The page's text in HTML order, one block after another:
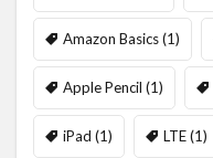
Amazon Basics(1)
Apple Pencil (1)
iPad (1) LTE(1)